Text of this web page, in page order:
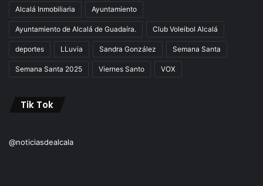
Alcalá Inmobiliaria Ayuntamiento
Ayuntamiento de Alcalá de Guadaíra. Club Voleibol Alcalá
deportes LLuvia Sandra González Semana Santa
Semana Santa 2025 Viernes Santo VOX
Tik Tok
@noticiasdealcala